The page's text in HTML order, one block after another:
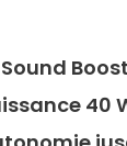
Boost
40